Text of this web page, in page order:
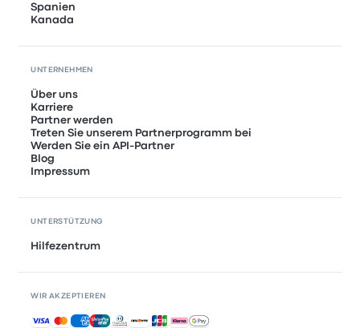
Spanien
Kanada
UNTERNEHMEN
Über uns
Karriere
Partner werden
Treten Sie unserem Partnerprogramm bei
Werden Sie ein API-Partner
Blog
Impressum
UNTERSTÜTZUNG
Hilfezentrum
WIR AKZEPTIEREN
Akzeptierte Zahlungsmethoden